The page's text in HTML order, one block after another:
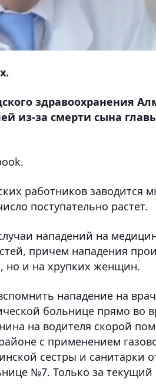
здравоохранения
из-за смерти сына
работников заводится
поступательно растет.
нападений на
причем нападения
но и на хрупких женщин.
нападение на
больнице прямо во
на водителя скорой
с применением
сестры и санитарки
№7. Только за текущий